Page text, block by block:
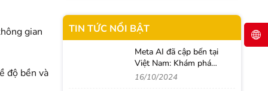
gian
độ bền và
TIN TỨC NỔI BẬT
Meta AI đã cập bến tại
Việt Nam: Khám phá
những tính năng thông
16/10/2024